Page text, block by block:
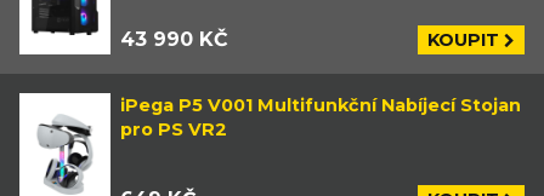
43 990 KČ KOUPIT
iPega P5 V001 Multifunkční Nabíjecí Stojan
pro PS VR2